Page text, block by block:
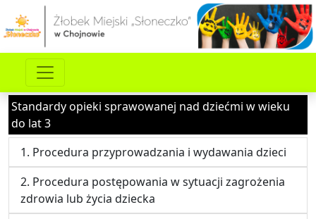
Standardy opieki sprawowanej nad dziećmi w wieku
do lat 3
1. Procedura przyprowadzania i wydawania dzieci
2. Procedura postępowania w sytuacji zagrożenia
zdrowia lub życia dziecka